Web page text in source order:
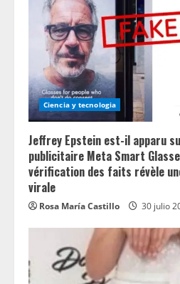
Ciencia y tecnologia
Jeffrey Epstein est-il apparu
publicitaire Meta Smart
vérification des faits révèle
virale
Rosa María Castillo 30 julio